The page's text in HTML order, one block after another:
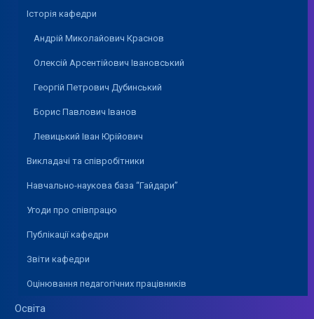
Історія кафедри
Андрій Миколайович Краснов
Олексій Арсентійович Івановський
Георгій Петрович Дубинський
Борис Павлович Іванов
Левицький Іван Юрійович
Викладачі та співробітники
Навчально-наукова база “Гайдари”
Угоди про співпрацю
Публікації кафедри
Звіти кафедри
Оцінювання педагогічних працівників
Освіта